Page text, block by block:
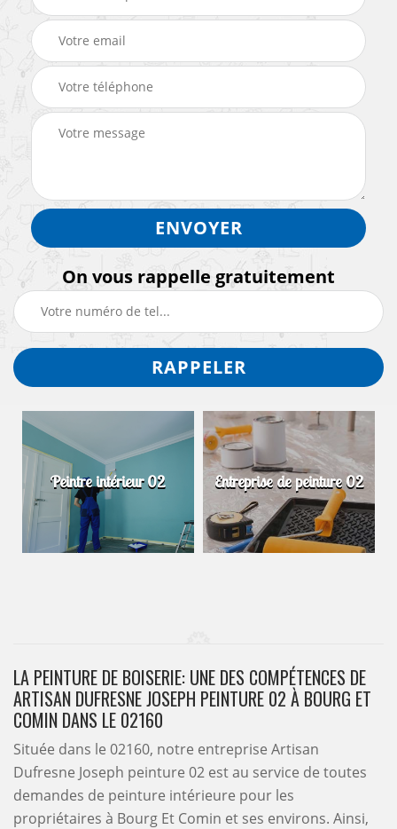
On vous rappelle gratuitement
Peintre intérieur 02 Entreprise de peinture 02
LA PEINTURE DE BOISERIE: UNE DES COMPÉTENCES DE
ARTISAN DUFRESNE JOSEPH PEINTURE 02 À BOURG ET
COMIN DANS LE 02160
Située dans le 02160, notre entreprise Artisan
Dufresne Joseph peinture 02 est au service de toutes
demandes de peinture intérieure pour les
propriétaires à Bourg Et Comin et ses environs. Ainsi,